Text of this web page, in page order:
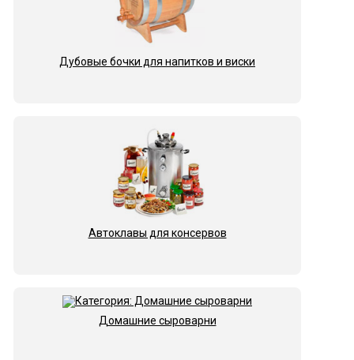
Дубовые бочки для напитков и виски
Автоклавы для консервов
Домашние сыроварни